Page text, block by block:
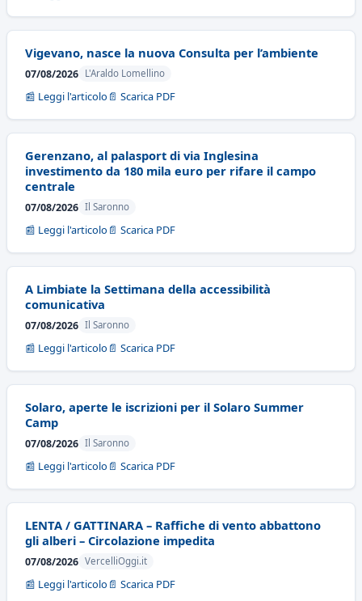
Vigevano, nasce la nuova Consulta per l’ambiente
07/08/2026 L'Araldo Lomellino
📰 Leggi l'articolo 📄 Scarica PDF
Gerenzano, al palasport di via Inglesina
investimento da 180 mila euro per rifare il campo
centrale
07/08/2026 Il Saronno
📰 Leggi l'articolo 📄 Scarica PDF
A Limbiate la Settimana della accessibilità
comunicativa
07/08/2026 Il Saronno
📰 Leggi l'articolo 📄 Scarica PDF
Solaro, aperte le iscrizioni per il Solaro Summer
Camp
07/08/2026 Il Saronno
📰 Leggi l'articolo 📄 Scarica PDF
LENTA / GATTINARA – Raffiche di vento abbattono
gli alberi – Circolazione impedita
07/08/2026 VercelliOggi.it
📰 Leggi l'articolo 📄 Scarica PDF